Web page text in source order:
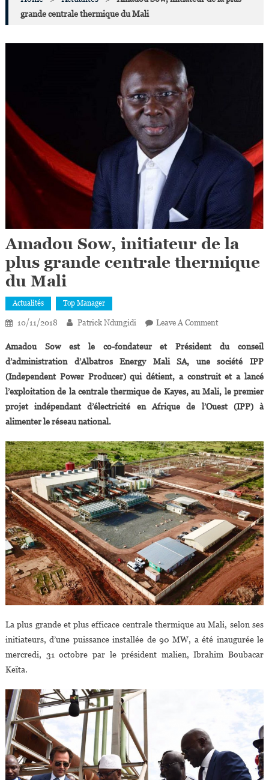
grande centrale thermique du Mali
Amadou Sow, initiateur de la
plus grande centrale thermique
du Mali
Actualités Top Manager
10/11/2018 Patrick Ndungidi Leave A CommentOn
Sow,
Initiateur
De
La
Plus
Thermique
Du
Mali
Amadou Sow est le co-fondateur et Président du conseil
d’administration d’Albatros Energy Mali SA, une société IPP
(Independent Power Producer) qui détient, a construit et a lancé
l’exploitation de la centrale thermique de Kayes, au Mali, le premier
projet indépendant d’électricité en Afrique de l’Ouest (IPP) à
alimenter le réseau national.
La plus grande et plus efficace centrale thermique au Mali, selon ses
initiateurs, d’une puissance installée de 90 MW, a été inaugurée le
mercredi, 31 octobre par le président malien, Ibrahim Boubacar
Keïta.